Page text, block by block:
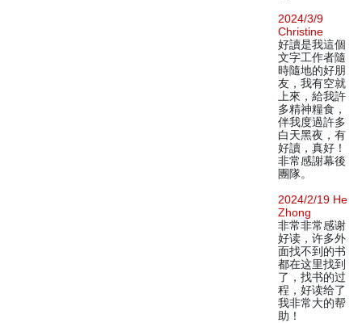
2024/3/9
Christine
好讀是我這個
文字工作者隨
時隨地的好朋
友，我有空就
上來，給我許
多精神糧食，
伴我度過許多
白天黑夜，有
好讀，真好！
非常感謝幕後
團隊。
2024/2/19 He
Zhong
非常非常感谢
好读，许多外
面找不到的书
都在这里找到
了，找书的过
程，好读给了
我非常大的帮
助！